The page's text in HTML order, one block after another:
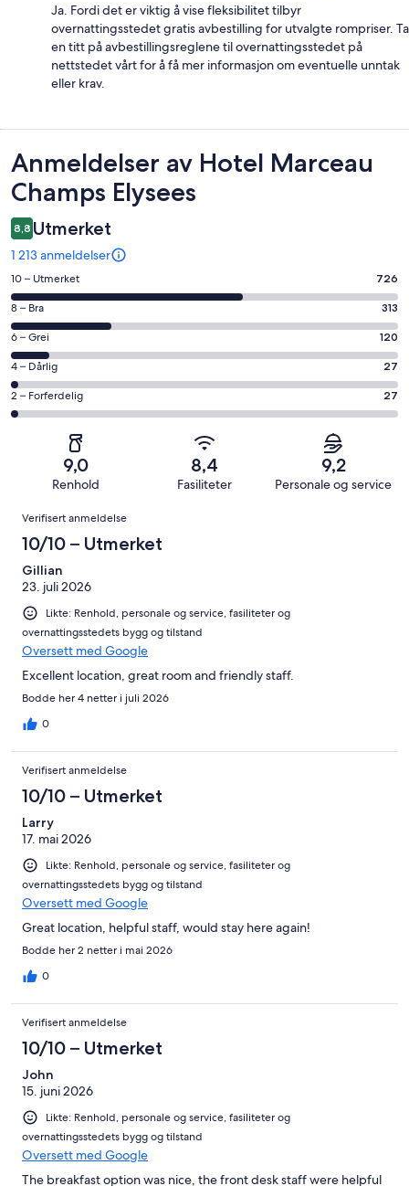
Ja. Fordi det er viktig å vise fleksibilitet tilbyr
overnattingsstedet gratis avbestilling for utvalgte rompriser. Ta
en titt på avbestillingsreglene til overnattingsstedet på
nettstedet vårt for å få mer informasjon om eventuelle unntak
eller krav.
Anmeldelser
Anmeldelser av Hotel Marceau
Champs Elysees
8,8 Utmerket
1 213 anmeldelser
Rangering
på
10
−
Utmerket.
726
av
totalt
anmeldelser.
10 – Utmerket 726
Rangering
på
8
−
Bra.
313
anmeldelser.
8 – Bra 313
Rangering
på
6
−
Grei.
anmeldelser.
6 – Grei 120
Rangering
på
4
1213
anmeldelser.
4 – Dårlig 27
Rangering
på
Forferdelig.
av
1213
anmeldelser.
2 – Forferdelig 27
9,0
Renhold
8,4
Fasiliteter
9,2
Personale og service
Anmeldelser
Verifisert anmeldelse
10/10 – Utmerket
Gillian
23. juli 2026
Likte: Renhold, personale og service, fasiliteter og
overnattingsstedets bygg og tilstand
Oversett med Google
Excellent location, great room and friendly staff.
Bodde her 4 netter i juli 2026
0
Verifisert anmeldelse
10/10 – Utmerket
Larry
17. mai 2026
Likte: Renhold, personale og service, fasiliteter og
overnattingsstedets bygg og tilstand
Oversett med Google
Great location, helpful staff, would stay here again!
Bodde her 2 netter i mai 2026
0
Verifisert anmeldelse
10/10 – Utmerket
John
15. juni 2026
Likte: Renhold, personale og service, fasiliteter og
overnattingsstedets bygg og tilstand
Oversett med Google
The breakfast option was nice, the front desk staff were helpful